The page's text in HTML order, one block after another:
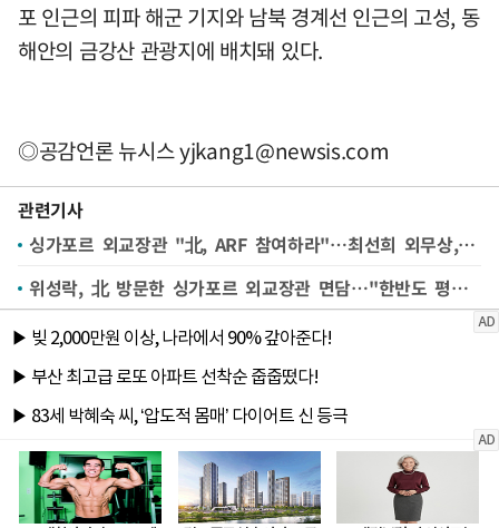
포 인근의 피파 해군 기지와 남북 경계선 인근의 고성, 동
해안의 금강산 관광지에 배치돼 있다.
◎공감언론 뉴시스yjkang1@newsis.com
관련기사
싱가포르 외교장관 "北, ARF 참여하라"…최선희 외무상, 확답 안 해(종합2보)
위성락, 北 방문한 싱가포르 외교장관 면담…"한반도 평화 위해 역할 해주길"